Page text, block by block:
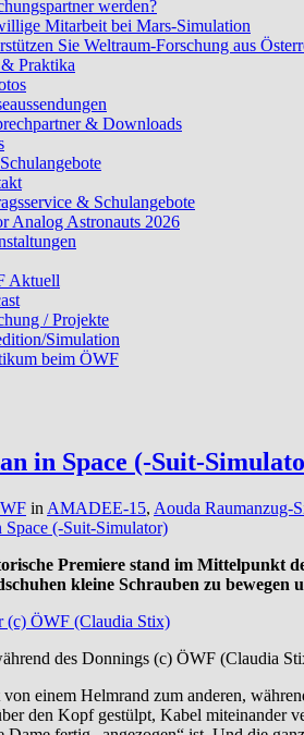
werden?
Mitarbeit bei Mars-Simulation
Sie Weltraum-Forschung aus
Praktika
& Downloads
& Schulangebote
Analog Astronauts 2026
Aktuell
/ Projekte
Simulation
beim ÖWF
in Space (-Suit-
in AMADEE-15, Aouda Raumanzug-
Premiere stand im Mittelpunkt
kleine Schrauben zu
des Donnings (c) ÖWF (Claudia
einem Helmrand zum anderen,
den Kopf gestülpt, Kabel miteinander